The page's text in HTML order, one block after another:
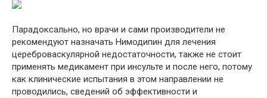
Парадоксально, но врачи и сами производители не
рекомендуют назначать Нимодипин для лечения
цереброваскулярной недостаточности, также не стоит
применять медикамент при инсульте и после него, потому
как клинические испытания в этом направлении не
проводились, сведений об эффективности и